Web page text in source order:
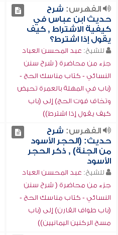
الفهرس: شرح
حديث ابن عباس في
كيفية الاشتراط , كيف
يقول إذا اشترط؟
للشيخ: عبد المحسن العباد
جزء من محاضرة ( شرح سنن
النسائي - كتاب مناسك الحج -
(باب في المهلة بالعمرة تحيض
وتخاف فوت الحج) إلى (باب
كيف يقول إذا اشترط))
الفهرس: شرح
حديث: (الحجر الأسود
من الجنة) , ذكر الحجر
الأسود
للشيخ: عبد المحسن العباد
جزء من محاضرة ( شرح سنن
النسائي - كتاب مناسك الحج -
(باب طواف القارن) إلى (باب
مسح الركنين اليمانيين))